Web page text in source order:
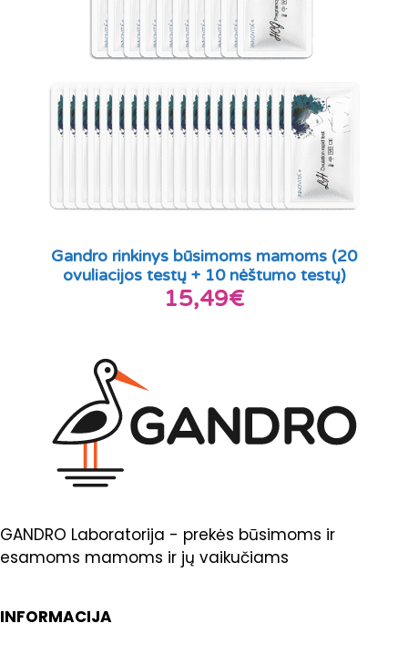
Gandro rinkinys būsimoms mamoms (20
ovuliacijos testų + 10 nėštumo testų)
15,49€
GANDRO Laboratorija - prekės būsimoms ir
esamoms mamoms ir jų vaikučiams
INFORMACIJA